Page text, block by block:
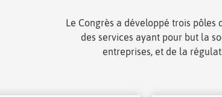
Le Congrès a développé trois
des services ayant pour but la
entreprises, et de la